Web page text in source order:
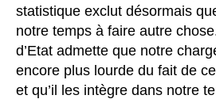
statistique exclut désormais
notre temps à faire autre
d’Etat admette que notre
encore plus lourde du fait de
et qu’il les intègre dans notre